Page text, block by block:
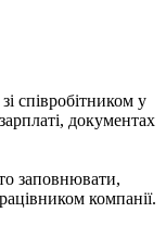
співробітником у
документах
заповнювати,
компанії.